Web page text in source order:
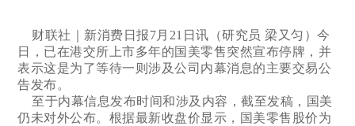
财联社｜新消费日报7月21日讯（研究员 梁又匀）今
日，已在港交所上市多年的国美零售突然宣布停牌，并
表示这是为了等待一则涉及公司内幕消息的主要交易公
告发布。
至于内幕信息发布时间和涉及内容，截至发稿，国美
仍未对外公布。根据最新收盘价显示，国美零售股价为